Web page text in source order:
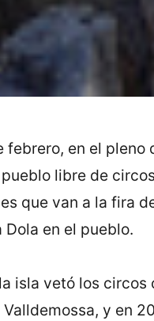
febrero, en el
libre de
que van a la fira
en el pueblo.
isla vetó los
y en